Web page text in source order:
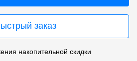
заказ
накопительной скидки